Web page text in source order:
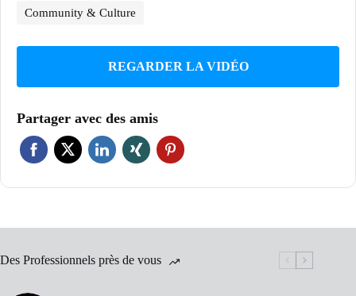
Community & Culture
REGARDER LA VIDÉO
Partager avec des amis
Des Professionnels près de vous